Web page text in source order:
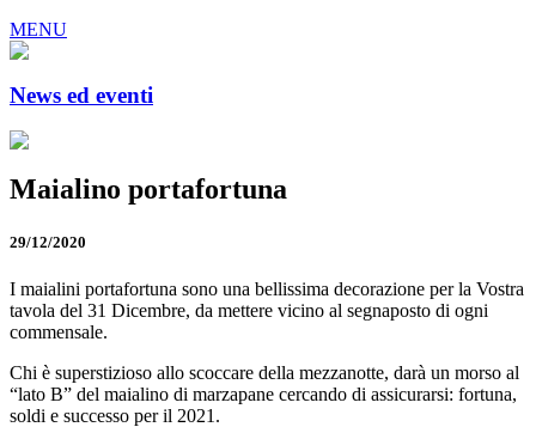
MENU
News ed eventi
Maialino portafortuna
29/12/2020
I maialini portafortuna sono una bellissima decorazione per la Vostra
tavola del 31 Dicembre, da mettere vicino al segnaposto di ogni
commensale.
Chi è superstizioso allo scoccare della mezzanotte, darà un morso al
“lato B” del maialino di marzapane cercando di assicurarsi: fortuna,
soldi e successo per il 2021.